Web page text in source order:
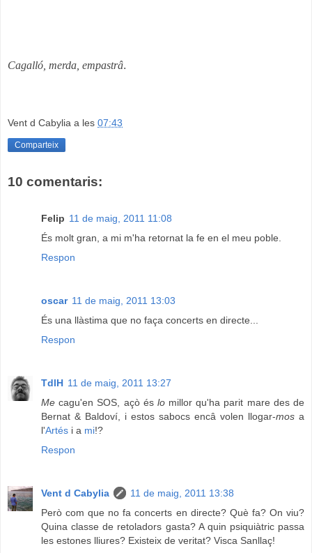
Cagalló, merda, empastrâ.
Vent d Cabylia a les 07:43
Comparteix
10 comentaris:
Felip 11 de maig, 2011 11:08
És molt gran, a mi m'ha retornat la fe en el meu poble.
Respon
oscar 11 de maig, 2011 13:03
És una llàstima que no faça concerts en directe...
Respon
TdlH 11 de maig, 2011 13:27
Me cagu'en SOS, açò és lomillor qu'ha parit mare des de
Bernat & Baldoví, i estos sabocs encâ volen llogar-mos a
l'Artés i a mi!?
Respon
Vent d Cabylia
11 de maig, 2011 13:38
Però com que no fa concerts en directe? Què fa? On viu?
Quina classe de retoladors gasta? A quin psiquiàtric passa
les estones lliures? Existeix de veritat? Visca Sanllaç!